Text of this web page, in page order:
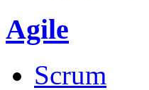
Agile
Scrum